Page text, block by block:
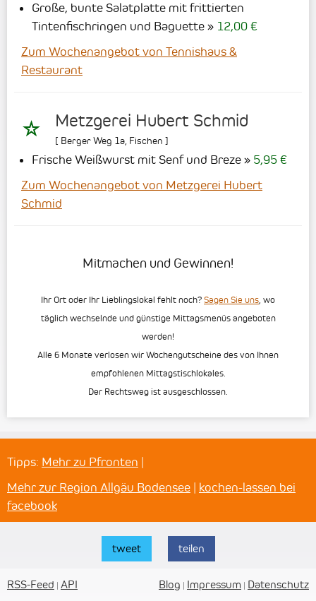
Große, bunte Salatplatte mit frittierten
Tintenfischringen und Baguette
12,00 €
Zum Wochenangebot von Tennishaus &
Restaurant
Metzgerei Hubert Schmid
[ Berger Weg 1a Fischen ]
Frische Weißwurst mit Senf und Breze
5,95 €
Zum Wochenangebot von Metzgerei Hubert
Schmid
Mitmachen und Gewinnen!
Ihr Ort oder Ihr Lieblingslokal fehlt noch? Sagen Sie uns , wo
täglich wechselnde und günstige Mittagsmenüs angeboten
werden!
Alle 6 Monate verlosen wir Wochengutscheine des von Ihnen
empfohlenen Mittagstischlokales.
Der Rechtsweg ist ausgeschlossen.
Tipps: Mehr zu Pfronten
Mehr zur Region Allgäu Bodensee
kochen-lassen bei
facebook
tweet teilen
RSS-Feed | API Blog | Impressum | Datenschutz